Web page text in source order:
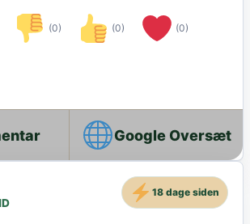
(0) (0) (0)
Google Oversæt
18 dage siden